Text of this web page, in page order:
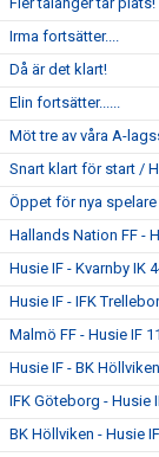
Irma fortsätter....
Då är det klart!
Elin fortsätter......
Möt tre av våra A-
Snart klart för start /
Öppet för nya
Hallands Nation FF -
Husie IF - Kvarnby IK
Husie IF - IFK
Malmö FF - Husie IF
Husie IF - BK
IFK Göteborg - Husie
BK Höllviken - Husie